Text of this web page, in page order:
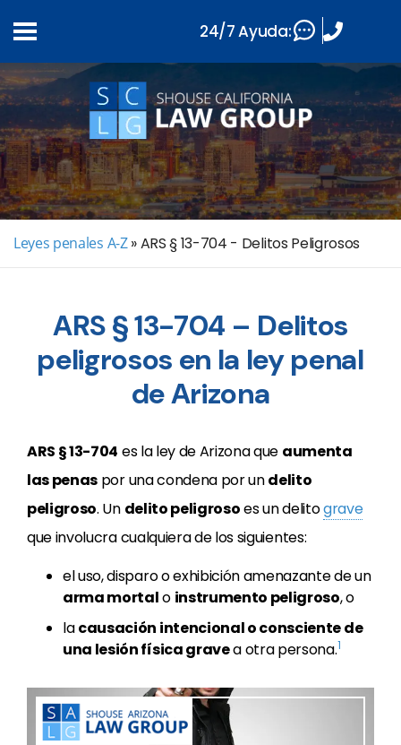
Leyes penales A-Z »ARS § 13-704 - Delitos Peligrosos
ARS § 13-704 – Delitos
peligrosos en la ley penal
de Arizona
ARS § 13-704 es la ley de Arizona que aumenta
las penas por una condena por undelito
peligroso. Un delito peligrosoes un delitograve
que involucra cualquiera de los siguientes:
el uso, disparo o exhibición amenazante de un
arma mortalo instrumento peligroso, o
lacausación intencional o consciente de
una lesión física gravea otra persona.1
24/7 Ayuda: